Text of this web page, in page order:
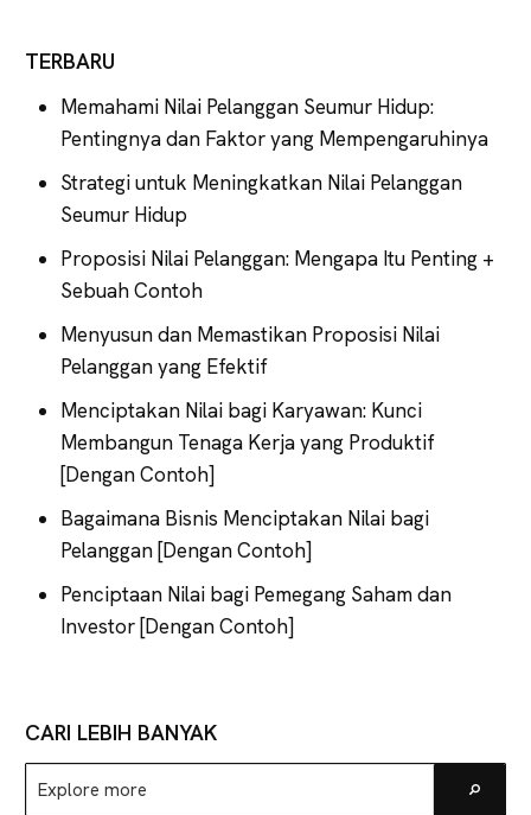
TERBARU
Memahami Nilai Pelanggan Seumur Hidup:
Pentingnya dan Faktor yang Mempengaruhinya
Strategi untuk Meningkatkan Nilai Pelanggan
Seumur Hidup
Proposisi Nilai Pelanggan: Mengapa Itu Penting +
Sebuah Contoh
Menyusun dan Memastikan Proposisi Nilai
Pelanggan yang Efektif
Menciptakan Nilai bagi Karyawan: Kunci
Membangun Tenaga Kerja yang Produktif
[Dengan Contoh]
Bagaimana Bisnis Menciptakan Nilai bagi
Pelanggan [Dengan Contoh]
Penciptaan Nilai bagi Pemegang Saham dan
Investor [Dengan Contoh]
CARI LEBIH BANYAK
Explore